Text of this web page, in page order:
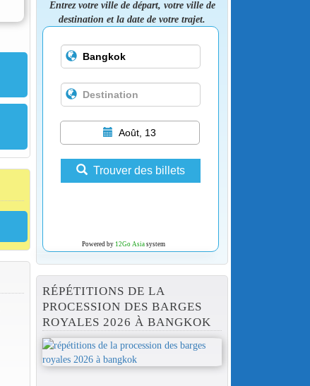
Entrez votre ville de départ, votre ville de
destination et la date de votre trajet.
Août, 13
Trouver des billets
Powered by 12Go Asiasystem
RÉPÉTITIONS DE LA
PROCESSION DES BARGES
ROYALES 2026 À BANGKOK